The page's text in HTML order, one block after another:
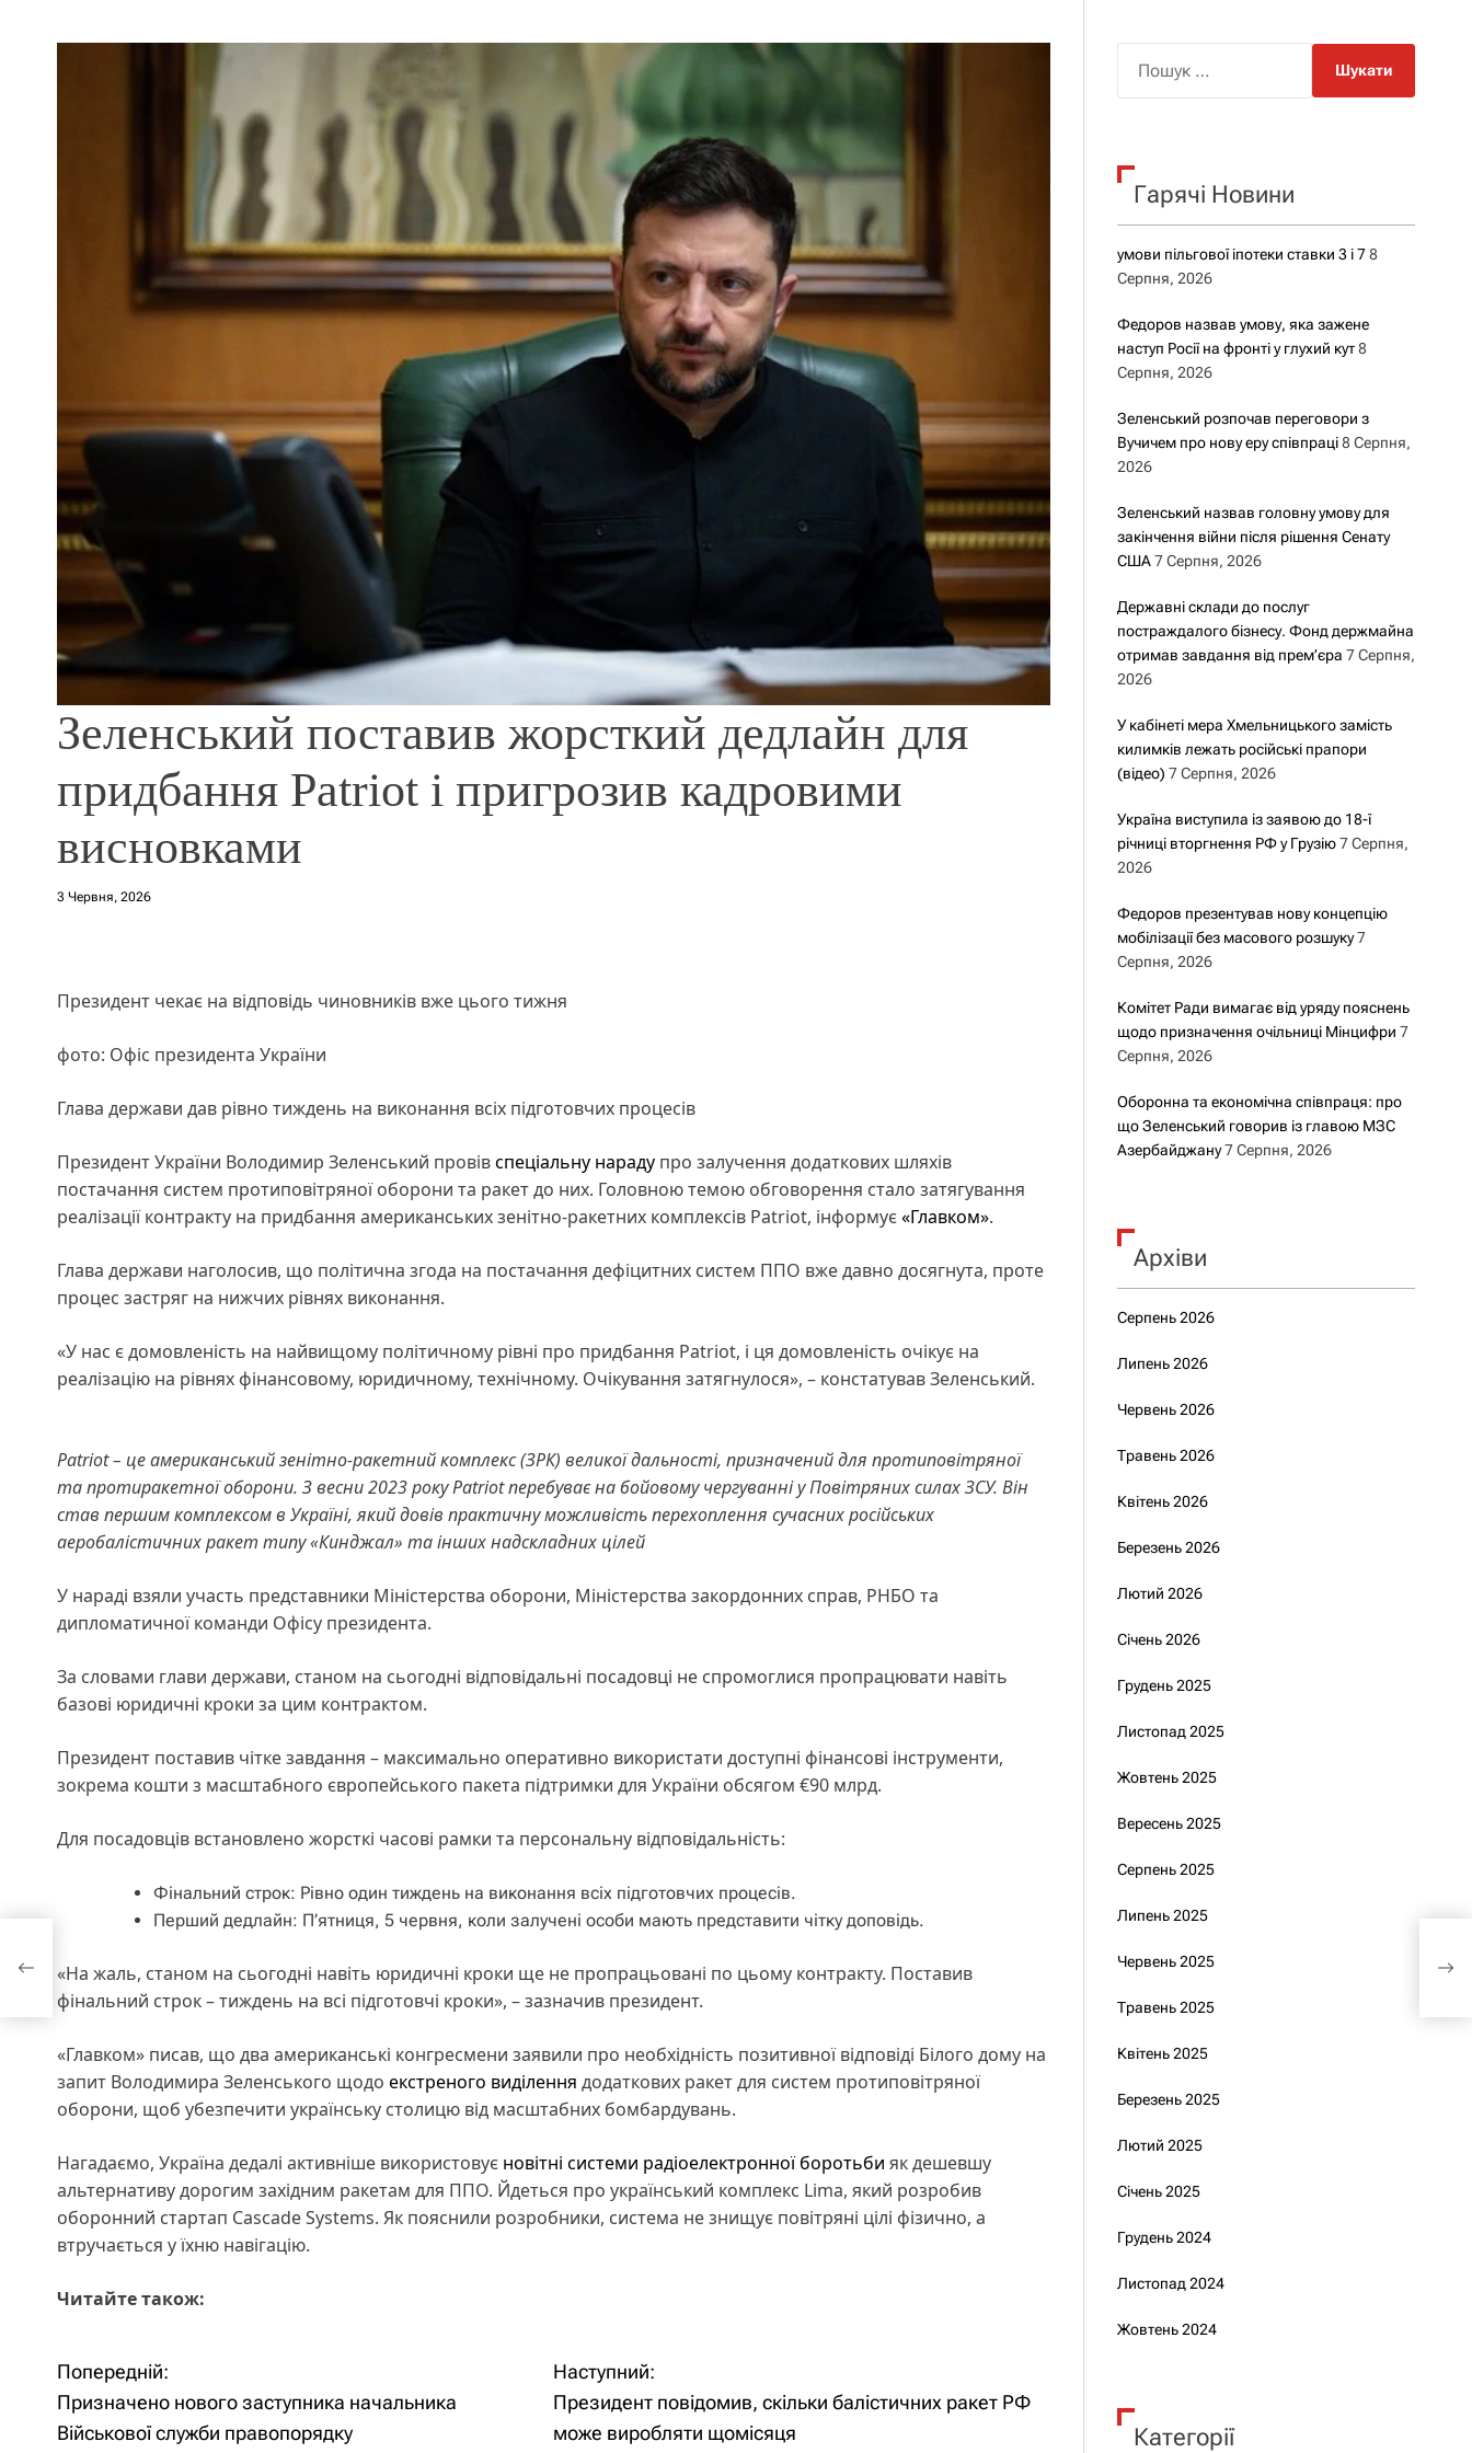
о
в
о
г
у
Зеленський поставив жорсткий дедлайн для
придбання Patriot і пригрозив кадровими
висновками
3 Червня, 2026
Президент чекає на відповідь чиновників вже цього тижня
фото: Офіс президента України
Глава держави дав рівно тиждень на виконання всіх підготовчих процесів
Президент України Володимир Зеленський провівспеціальну нараду про залучення додаткових шляхів
постачання систем протиповітряної оборони та ракет до них. Головною темою обговорення стало затягування
реалізації контракту на придбання американських зенітно-ракетних комплексів Patriot, інформує«Главком».
Глава держави наголосив, що політична згода на постачання дефіцитних систем ППО вже давно досягнута, проте
процес застряг на нижчих рівнях виконання.
«У нас є домовленість на найвищому політичному рівні про придбання Patriot, і ця домовленість очікує на
реалізацію на рівнях фінансовому, юридичному, технічному. Очікування затягнулося», – констатував Зеленський.
Patriot – це американський зенітно-ракетний комплекс (ЗРК) великої дальності, призначений для протиповітряної
та протиракетної оборони. З весни 2023 року Patriot перебуває на бойовому чергуванні у Повітряних силах ЗСУ. Він
став першим комплексом в Україні, який довів практичну можливість перехоплення сучасних російських
аеробалістичних ракет типу «Кинджал» та інших надскладних цілей
У нараді взяли участь представники Міністерства оборони, Міністерства закордонних справ, РНБО та
дипломатичної команди Офісу президента.
За словами глави держави, станом на сьогодні відповідальні посадовці не спромоглися пропрацювати навіть
базові юридичні кроки за цим контрактом.
Президент поставив чітке завдання – максимально оперативно використати доступні фінансові інструменти,
зокрема кошти з масштабного європейського пакета підтримки для України обсягом €90 млрд.
Для посадовців встановлено жорсткі часові рамки та персональну відповідальність:
Фінальний строк: Рівно один тиждень на виконання всіх підготовчих процесів.
Перший дедлайн: П’ятниця, 5 червня, коли залучені особи мають представити чітку доповідь.
«На жаль, станом на сьогодні навіть юридичні кроки ще не пропрацьовані по цьому контракту. Поставив
фінальний строк – тиждень на всі підготовчі кроки», – зазначив президент.
«Главком» писав, що два американські конгресмени заявили про необхідність позитивної відповіді Білого дому на
запит Володимира Зеленського щодо екстреного виділення додаткових ракет для систем протиповітряної
оборони, щоб убезпечити українську столицю від масштабних бомбардувань.
Нагадаємо, Україна дедалі активніше використовує новітні системи радіоелектронної боротьби як дешевшу
альтернативу дорогим західним ракетам для ППО. Йдеться про український комплекс Lima, який розробив
оборонний стартап Cascade Systems. Як пояснили розробники, система не знищує повітряні цілі фізично, а
втручається у їхню навігацію.
Читайте також:
Н
а
Попередній:
Призначено нового заступника начальника
Військової служби правопорядку
Наступний:
Президент повідомив, скільки балістичних ракет РФ
може виробляти щомісяця
к
Гарячі Новини
умови пільгової іпотеки ставки 3 і 7 8
Серпня, 2026
Федоров назвав умову, яка зажене
наступ Росії на фронті у глухий кут 8
Серпня, 2026
Зеленський розпочав переговори з
Вучичем про нову еру співпраці 8 Серпня,
2026
Зеленський назвав головну умову для
закінчення війни після рішення Сенату
США 7 Серпня, 2026
Державні склади до послуг
постраждалого бізнесу. Фонд держмайна
отримав завдання від прем’єра 7 Серпня,
2026
У кабінеті мера Хмельницького замість
килимків лежать російські прапори
(відео) 7 Серпня, 2026
Україна виступила із заявою до 18-ї
річниці вторгнення РФ у Грузію 7 Серпня,
2026
Федоров презентував нову концепцію
мобілізації без масового розшуку 7
Серпня, 2026
Комітет Ради вимагає від уряду пояснень
щодо призначення очільниці Мінцифри 7
Серпня, 2026
Оборонна та економічна співпраця: про
що Зеленський говорив із главою МЗС
Азербайджану 7 Серпня, 2026
Архіви
Серпень 2026
Липень 2026
Червень 2026
Травень 2026
Квітень 2026
Березень 2026
Лютий 2026
Січень 2026
Грудень 2025
Листопад 2025
Жовтень 2025
Вересень 2025
Серпень 2025
Липень 2025
Червень 2025
Травень 2025
Квітень 2025
Березень 2025
Лютий 2025
Січень 2025
Грудень 2024
Листопад 2024
Жовтень 2024
Категорії